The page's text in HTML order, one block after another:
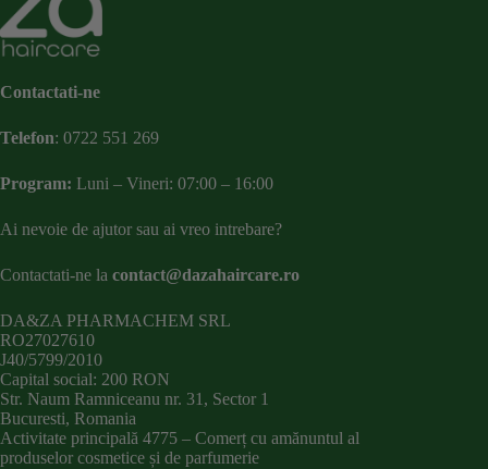
Contactati-ne
Telefon: 0722 551 269
Program: Luni – Vineri: 07:00 – 16:00
Ai nevoie de ajutor sau ai vreo intrebare?
Contactati-ne la contact@dazahaircare.ro
DA&ZA PHARMACHEM SRL
RO27027610
J40/5799/2010
Capital social: 200 RON
Str. Naum Ramniceanu nr. 31, Sector 1
Bucuresti, Romania
Activitate principală 4775 – Comerț cu amănuntul al
produselor cosmetice și de parfumerie